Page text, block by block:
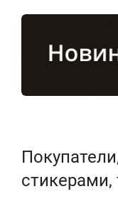
стикерами,